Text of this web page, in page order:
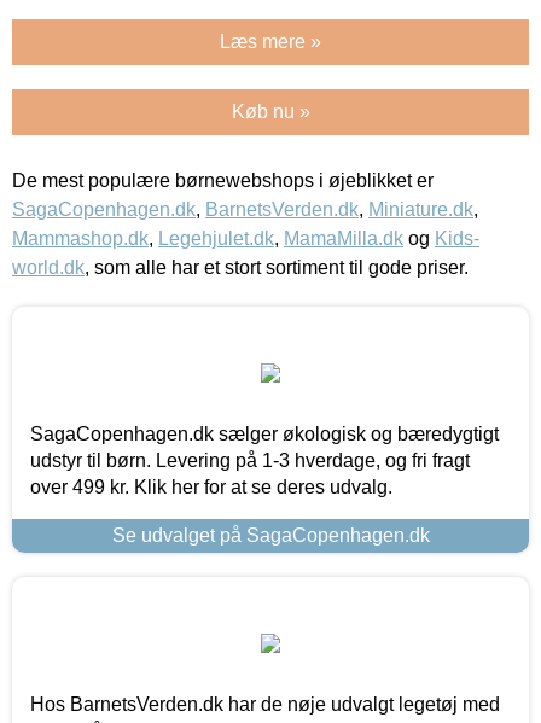
Læs mere »
Køb nu »
De mest populære børnewebshops i øjeblikket er
SagaCopenhagen.dk, BarnetsVerden.dk, Miniature.dk,
Mammashop.dk, Legehjulet.dk, MamaMilla.dk og Kids-
world.dk, som alle har et stort sortiment til gode priser.
SagaCopenhagen.dk sælger økologisk og bæredygtigt
udstyr til børn. Levering på 1-3 hverdage, og fri fragt
over 499 kr. Klik her for at se deres udvalg.
Se udvalget på SagaCopenhagen.dk
Hos BarnetsVerden.dk har de nøje udvalgt legetøj med